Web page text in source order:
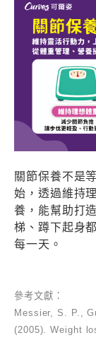
關節保養不是
始，透過維持
養，能幫助打
梯、蹲下起身
每一天。
參考文獻：
Messier, S. P.,
(2005). Weight